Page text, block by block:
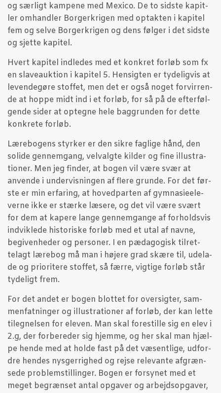
og sær­ligt kam­pe­ne med Mexi­co. De to sid­ste kapit­
ler omhand­ler Bor­ger­kri­gen med optak­ten i kapi­tel
fem og sel­ve Bor­ger­kri­gen og dens føl­ger i det sid­ste
og sjet­te kapitel.
Hvert kapi­tel ind­le­des med et kon­kret for­løb som fx
en sla­veauk­tion i kapi­tel 5. Hen­sig­ten er tyde­lig­vis at
leven­de­gø­re stof­fet, men det er også noget for­vir­ren­
de at hop­pe midt ind i et for­løb, for så på de efter­føl­
gen­de sider at opteg­ne hele bag­grun­den for det­te
kon­kre­te forløb.
Lære­bo­gens styr­ker er den sik­re fag­li­ge hånd, den
soli­de gen­nem­gang, velvalg­te kil­der og fine illu­stra­
tio­ner. Men jeg fin­der, at bogen vil være svær at
anven­de i under­vis­nin­gen af fle­re grun­de. For det før­
ste er min erfa­ring, at hoved­par­ten af gym­na­sie­e­le­
ver­ne ikke er stær­ke læse­re, og det vil være svært
for dem at kape­re lan­ge gen­nem­gan­ge af for­holds­vis
ind­vik­le­de histo­ri­ske for­løb med et utal af nav­ne,
begi­ven­he­der og per­so­ner. I en pæda­go­gisk til­ret­
telagt lære­bog må man i høje­re grad skæ­re til, ude­la­
de og pri­o­ri­te­re stof­fet, så fær­re, vig­ti­ge for­løb står
tyde­ligt frem.
For det andet er bogen blot­tet for over­sig­ter, sam­
men­fat­nin­ger og illu­stra­tio­ner af for­løb, der kan let­te
til­eg­nel­sen for ele­ven. Man skal fore­stil­le sig en elev i
2.g, der for­be­re­der sig hjem­me, og her skal man hjæl­
pe hen­de med at hol­de fast på det væsent­li­ge, udfor­
dre hen­des nys­ger­rig­hed og rej­se rele­van­te afgræn­
se­de pro­blem­stil­lin­ger. Bogen er for­sy­net med et
meget begræn­set antal opga­ver og arbejds­op­ga­ver,